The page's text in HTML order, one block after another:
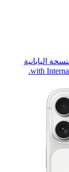
جيجابايت النسخة اليابانية